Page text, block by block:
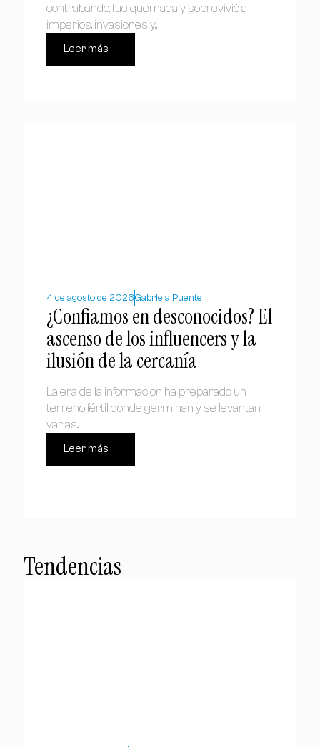
contrabando, fue quemada y sobrevivió a
imperios, invasiones y...
Leer más
4 de agosto de 2026Gabriela Puente
¿Confiamos en desconocidos? El
ascenso de los influencers y la
ilusión de la cercanía
La era de la información ha preparado un
terreno fértil donde germinan y se levantan
varias...
Leer más
Tendencias